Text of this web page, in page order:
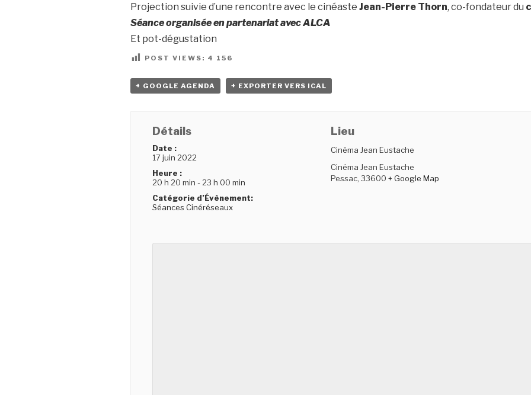
Projection suivie d’une rencontre avec le cinéaste Jean-Pierre Thorn, co-fondateur du
Séance organisée en partenariat avec ALCA
Et pot-dégustation
POST VIEWS: 4 156
+ GOOGLE AGENDA + EXPORTER VERS ICAL
Détails
Date :
17 juin 2022
Heure :
20 h 20 min - 23 h 00 min
Catégorie d’Évènement:
Séances Cinéréseaux
Lieu
Cinéma Jean Eustache
Cinéma Jean Eustache
Pessac, 33600 + Google Map